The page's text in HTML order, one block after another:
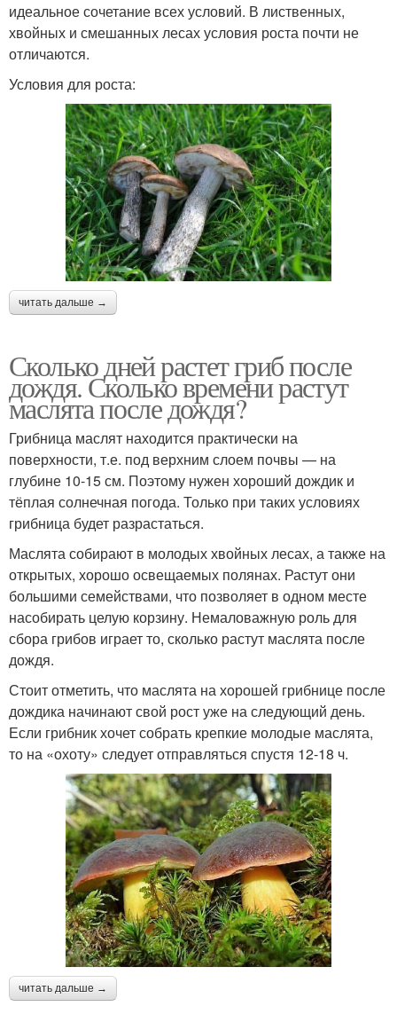
идеальное сочетание всех условий. В лиственных,
хвойных и смешанных лесах условия роста почти не
отличаются.
Условия для роста:
читать дальше →
Сколько дней растет гриб после
дождя. Сколько времени растут
маслята после дождя?
Грибница маслят находится практически на
поверхности, т.е. под верхним слоем почвы — на
глубине 10-15 см. Поэтому нужен хороший дождик и
тёплая солнечная погода. Только при таких условиях
грибница будет разрастаться.
Маслята собирают в молодых хвойных лесах, а также на
открытых, хорошо освещаемых полянах. Растут они
большими семействами, что позволяет в одном месте
насобирать целую корзину. Немаловажную роль для
сбора грибов играет то, сколько растут маслята после
дождя.
Стоит отметить, что маслята на хорошей грибнице после
дождика начинают свой рост уже на следующий день.
Если грибник хочет собрать крепкие молодые маслята,
то на «охоту» следует отправляться спустя 12-18 ч.
читать дальше →